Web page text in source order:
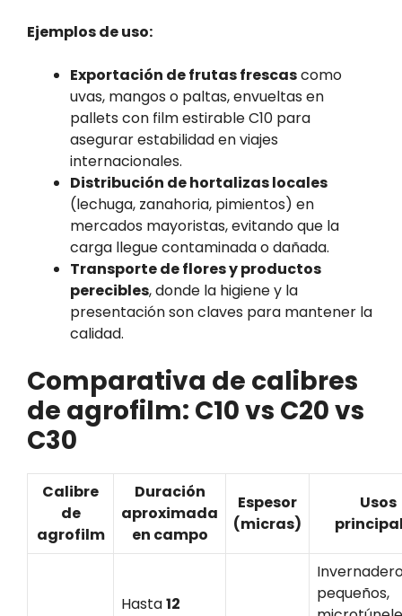
Ejemplos de uso:
Exportación de frutas frescascomo
uvas, mangos o paltas, envueltas en
pallets con film estirable C10 para
asegurar estabilidad en viajes
internacionales.
Distribución de hortalizas locales
(lechuga, zanahoria, pimientos) en
mercados mayoristas, evitando que la
carga llegue contaminada o dañada.
Transporte de flores y productos
perecibles, donde la higiene y la
presentación son claves para mantener la
calidad.
Comparativa de calibres
de agrofilm: C10 vs C20 vs
C30
Calibre
de
agrofilm
Duración
aproximada
en campo
Espesor
(micras)
Usos
Hasta12
pequeños,